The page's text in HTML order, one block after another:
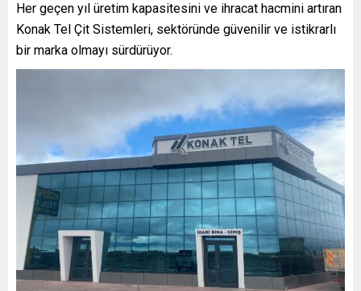
Her geçen yıl üretim kapasitesini ve ihracat hacmini artıran
Konak Tel Çit Sistemleri, sektöründe güvenilir ve istikrarlı
bir marka olmayı sürdürüyor.